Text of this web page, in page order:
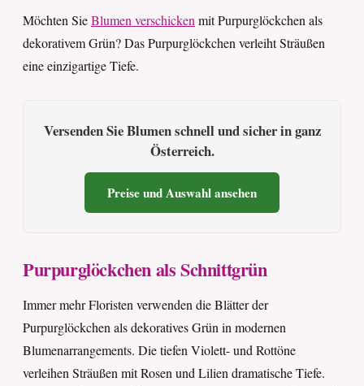
Möchten SieBlumen verschickenmit Purpurglöckchen als
dekorativem Grün? Das Purpurglöckchen verleiht Sträußen
eine einzigartige Tiefe.
Versenden Sie Blumen schnell und sicher in ganz
Österreich.
Preise und Auswahl ansehen
Purpurglöckchen als Schnittgrün
Immer mehr Floristen verwenden die Blätter der
Purpurglöckchen als dekoratives Grün in modernen
Blumenarrangements. Die tiefen Violett- und Rottöne
verleihen Sträußen mit Rosen und Lilien dramatische Tiefe.